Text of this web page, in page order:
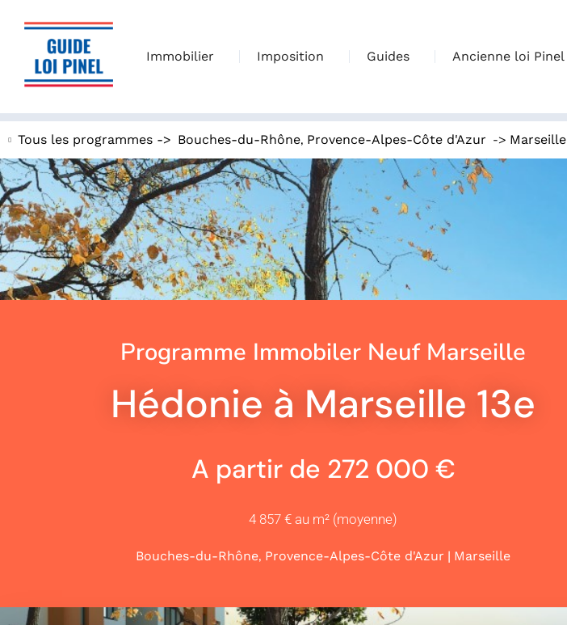
Immobilier Imposition Guides Ancienne loi Pinel
Tous les programmes -> Bouches-du-Rhône, Provence-Alpes-Côte d'Azur -> Marseille
Programme Immobiler Neuf Marseille
Hédonie à Marseille 13e
A partir de 272 000 €
4 857 € au m² (moyenne)
Bouches-du-Rhône, Provence-Alpes-Côte d'Azur | Marseille